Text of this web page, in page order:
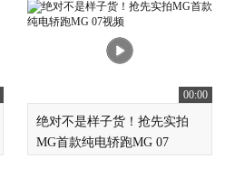
00:00
绝对不是样子货！抢先实拍
MG首款纯电轿跑MG 07